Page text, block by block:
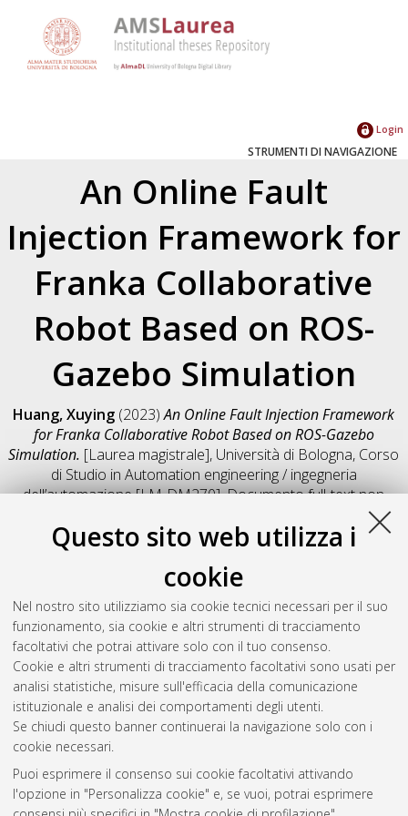
Questo sito web utilizza i
cookie
Nel nostro sito utilizziamo sia cookie tecnici necessari per il suo
funzionamento, sia cookie e altri strumenti di tracciamento
facoltativi che potrai attivare solo con il tuo consenso.
Cookie e altri strumenti di tracciamento facoltativi sono usati per
analisi statistiche, misure sull'efficacia della comunicazione
istituzionale e analisi dei comportamenti degli utenti.
Se chiudi questo banner continuerai la navigazione solo con i
cookie necessari.
Puoi esprimere il consenso sui cookie facoltativi attivando
l'opzione in "Personalizza cookie" e, se vuoi, potrai esprimere
Login
STRUMENTI DI NAVIGAZIONE
An Online Fault
Injection Framework for
Franka Collaborative
Robot Based on ROS-
Gazebo Simulation
Huang, Xuying (2023)An Online Fault Injection Framework
for Franka Collaborative Robot Based on ROS-Gazebo
Simulation. [Laurea magistrale], Università di Bologna, Corso
di Studio in Automation engineering / ingegneria
dell’automazione [LM-DM270], Documento full-text non
Salva citazione
Condividi
Il full-text non è disponibile per scelta dell'autore. (
Abstract
Altri metadati
Gestione del documento:
Atom
Rss 1.0